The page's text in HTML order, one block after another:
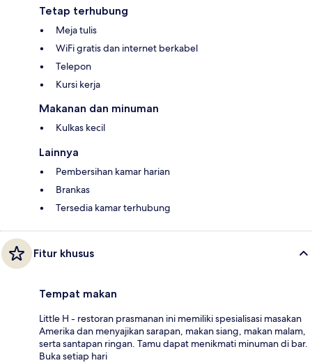
Tetap terhubung
Meja tulis
WiFi gratis dan internet berkabel
Telepon
Kursi kerja
Makanan dan minuman
Kulkas kecil
Lainnya
Pembersihan kamar harian
Brankas
Tersedia kamar terhubung
Fitur khusus
Tempat makan
Little H - restoran prasmanan ini memiliki spesialisasi masakan
Amerika dan menyajikan sarapan, makan siang, makan malam,
serta santapan ringan. Tamu dapat menikmati minuman di bar.
Buka setiap hari